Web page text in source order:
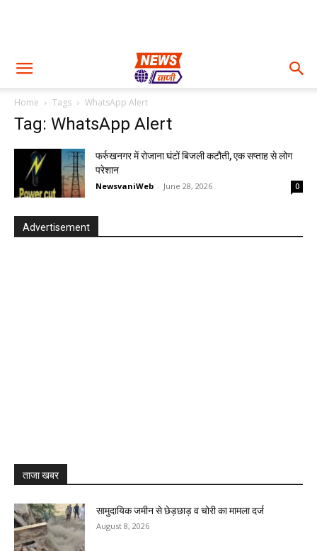
Home Tags WhatsApp Alert
Tag: WhatsApp Alert
फर्रुखनगर में रोजाना घंटों बिजली कटौती, एक सप्ताह से लोग
परेशान
NewsvaniWeb - June 28, 2026 0
Advertisement
ताजा खबर
सामुदायिक जमीन से छेड़छाड़ व चोरी का मामला दर्ज
August 8, 2026